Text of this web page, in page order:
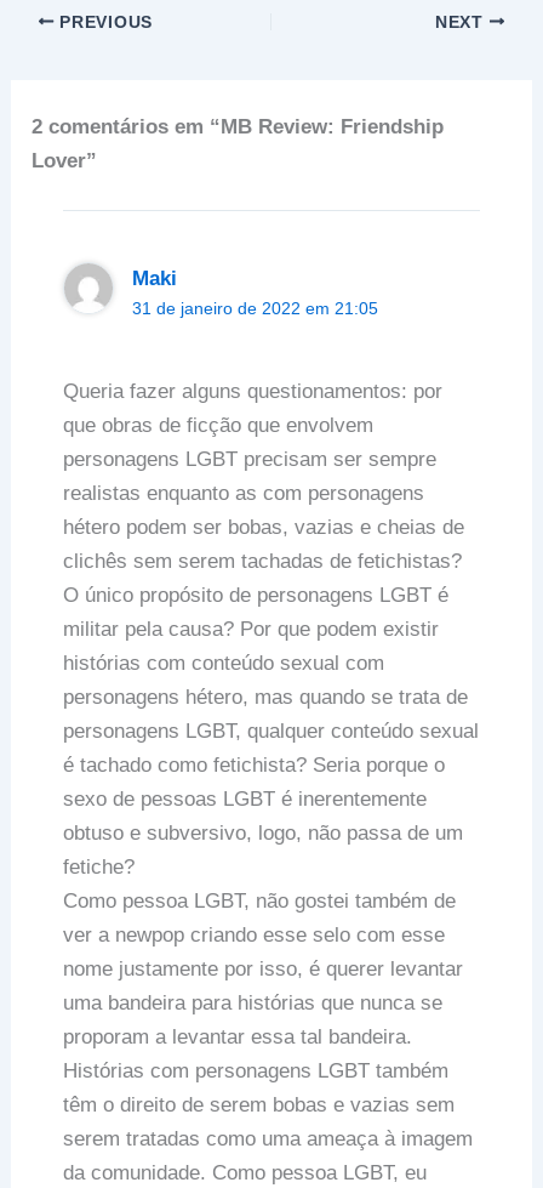
PREVIOUS NEXT
2 comentários em “MB Review: Friendship
Lover”
Maki
31 de janeiro de 2022 em 21:05
Queria fazer alguns questionamentos: por
que obras de ficção que envolvem
personagens LGBT precisam ser sempre
realistas enquanto as com personagens
hétero podem ser bobas, vazias e cheias de
clichês sem serem tachadas de fetichistas?
O único propósito de personagens LGBT é
militar pela causa? Por que podem existir
histórias com conteúdo sexual com
personagens hétero, mas quando se trata de
personagens LGBT, qualquer conteúdo sexual
é tachado como fetichista? Seria porque o
sexo de pessoas LGBT é inerentemente
obtuso e subversivo, logo, não passa de um
fetiche?
Como pessoa LGBT, não gostei também de
ver a newpop criando esse selo com esse
nome justamente por isso, é querer levantar
uma bandeira para histórias que nunca se
proporam a levantar essa tal bandeira.
Histórias com personagens LGBT também
têm o direito de serem bobas e vazias sem
serem tratadas como uma ameaça à imagem
da comunidade. Como pessoa LGBT, eu